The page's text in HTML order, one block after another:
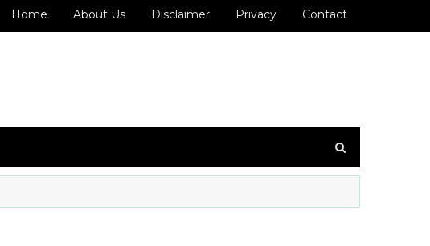
Home About Us Disclaimer Privacy Contact